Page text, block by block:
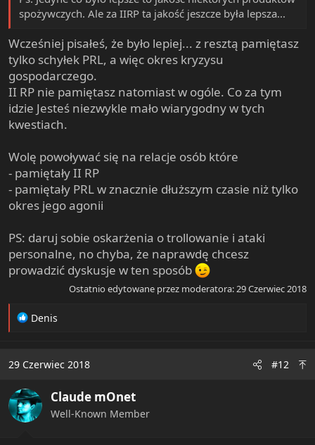
spożywczych. Ale za IIRP ta jakość jeszcze była lepsza...
Wcześniej pisałeś, że było lepiej... z resztą pamiętasz
tylko schyłek PRL, a więc okres kryzysu
gospodarczego.
II RP nie pamiętasz natomiast w ogóle. Co za tym
idzie Jesteś niezwykle mało wiarygodny w tych
kwestiach.
Wolę powoływać się na relacje osób które
- pamiętały II RP
- pamiętały PRL w znacznie dłuższym czasie niż tylko
okres jego agonii
PS: daruj sobie oskarżenia o trollowanie i ataki
personalne, no chyba, że naprawdę chcesz
prowadzić dyskusje w ten sposób
Ostatnio edytowane przez moderatora:29 Czerwiec 2018
R
t
o
n
s
Denis
29 Czerwiec 2018 #12
Claude mOnet
Well-Known Member